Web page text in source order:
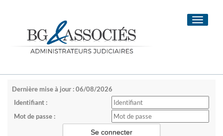
Toggle
Dernière mise à jour : 06/08/2026
Identifiant :
Mot de passe :